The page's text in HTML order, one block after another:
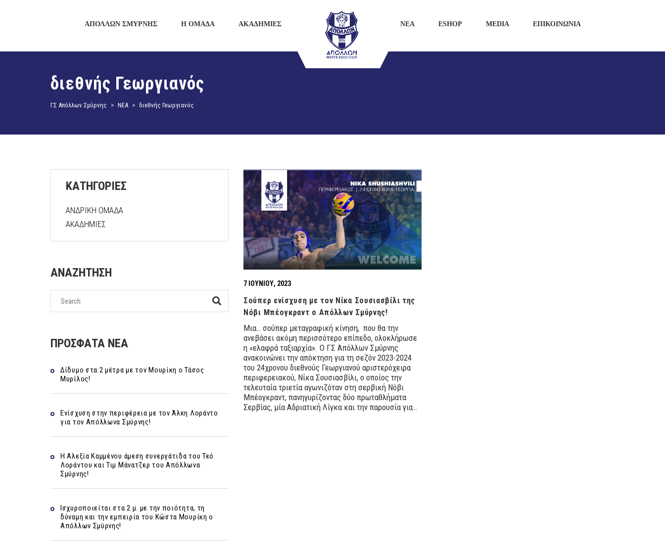
ΑΠΟΛΛΩΝ ΣΜΥΡΝΗΣ Η ΟΜΑΔΑ ΑΚΑΔΗΜΙΕΣ ΝΕΑ ESHOP MEDIA ΕΠΙΚΟΙΝΩΝΙΑ
διεθνής Γεωργιανός
ΓΣ Απόλλων Σμύρνης > ΝΕΑ > διεθνής Γεωργιανός
7 ΙΟΥΝΊΟΥ, 2023
Σούπερ ενίσχυση με τον Νίκα Σουσιασβίλι της
Νόβι Μπέογκραντ ο Απόλλων Σμύρνης!
Μια… σούπερ μεταγραφική κίνηση, που θα την
ανεβάσει ακόμη περισσότερο επίπεδο, ολοκλήρωσε
η «ελαφρά ταξιαρχία». Ο ΓΣ Απόλλων Σμύρνης
ανακοινώνει την απόκτηση για τη σεζόν 2023-2024
του 24χρονου διεθνούς Γεωργιανού αριστερόχειρα
περιφερειακού, Νίκα Σουσιασβίλι, ο οποίος την
τελευταία τριετία αγωνιζόταν στη σερβική Νόβι
Μπέογκραντ, πανηγυρίζοντας δύο πρωταθλήματα
Σερβίας, μία Αδριατική Λίγκα και την παρουσία για…
ΚΑΤΗΓΟΡΙΕΣ
ΑΝΔΡΙΚΗ ΟΜΑΔΑ
ΑΚΑΔΗΜΙΕΣ
ΑΝΑΖΗΤΗΣΗ
ΠΡΟΣΦΑΤΑ ΝΕΑ
Δίδυμο στα 2 μέτρα με τον Μουρίκη ο Τάσος
Μυρίλος!
Ενίσχυση στην περιφέρεια με τον Άλκη Λοράντο
για τον Απόλλωνα Σμύρνης!
Η Αλεξία Καμμένου άμεση συνεργάτιδα του Τεό
Λοράντου και Τιμ Μάνατζερ του Απόλλωνα
Σμύρνης!
Ισχυροποιείται στα 2 μ. με την ποιότητα, τη
δύναμη και την εμπειρία του Κώστα Μουρίκη ο
Απόλλων Σμύρνης!